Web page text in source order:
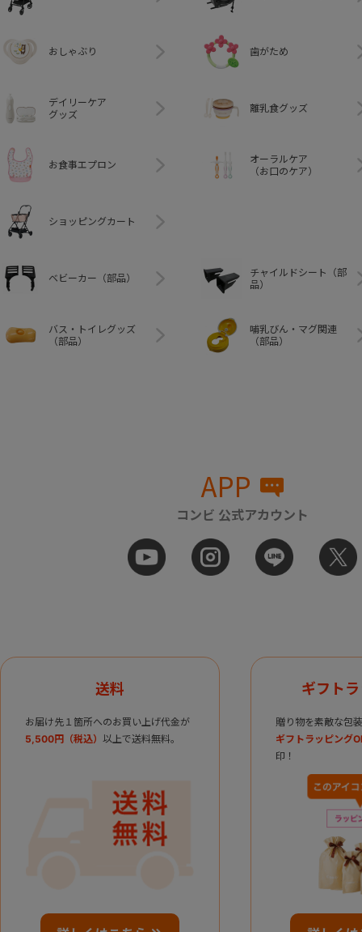
おしゃぶり 歯がため
デイリーケア
グッズ
離乳食グッズ
お食事エプロン
オーラルケア
（お口のケア）
ショッピングカート
ベビーカー（部品）
チャイルドシート（部
品）
バス・トイレグッズ
（部品）
哺乳びん・マグ関連
（部品）
APP
コンビ 公式アカウント
送料
お届け先１箇所へのお買い上げ代金が
5,500円（税込） 以上で送料無料。
ギフト
贈り物を素敵な包
ギフトラッピング
印！